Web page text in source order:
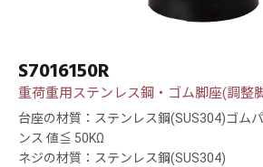
S7016150R
重荷重用ステンレス鋼・ゴム脚座(調整
台座の材質：ステンレス鋼(SUS304)ゴム
ンス 値≦ 50KΩ
ネジの材質：ステンレス鋼(SUS304)